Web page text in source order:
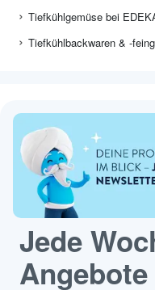
Tiefkühlgemüse bei
Tiefkühlbackwaren & -
Jede